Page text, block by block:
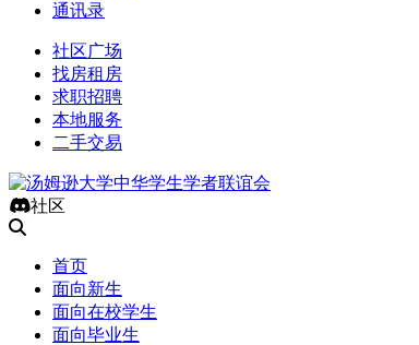
通讯录
社区广场
找房租房
求职招聘
本地服务
二手交易
社区
首页
面向新生
面向在校学生
面向毕业生